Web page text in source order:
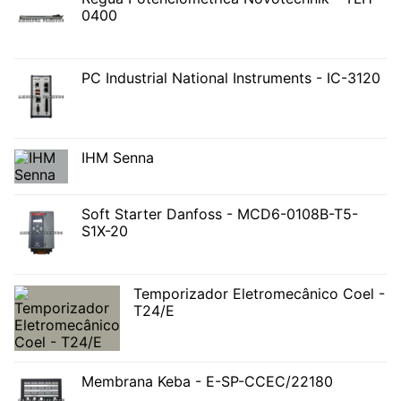
0400
PC Industrial National Instruments - IC-3120
IHM Senna
Soft Starter Danfoss - MCD6-0108B-T5-
S1X-20
Temporizador Eletromecânico Coel -
T24/E
Membrana Keba - E-SP-CCEC/22180